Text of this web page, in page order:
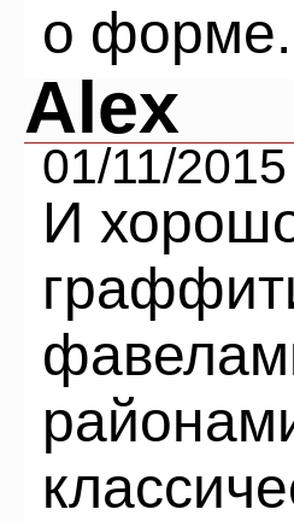
о форме.
Alex
01/11/
И